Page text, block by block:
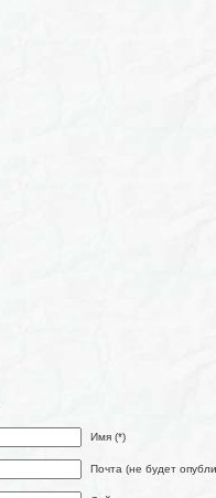
Имя (*)
Почта (не будет